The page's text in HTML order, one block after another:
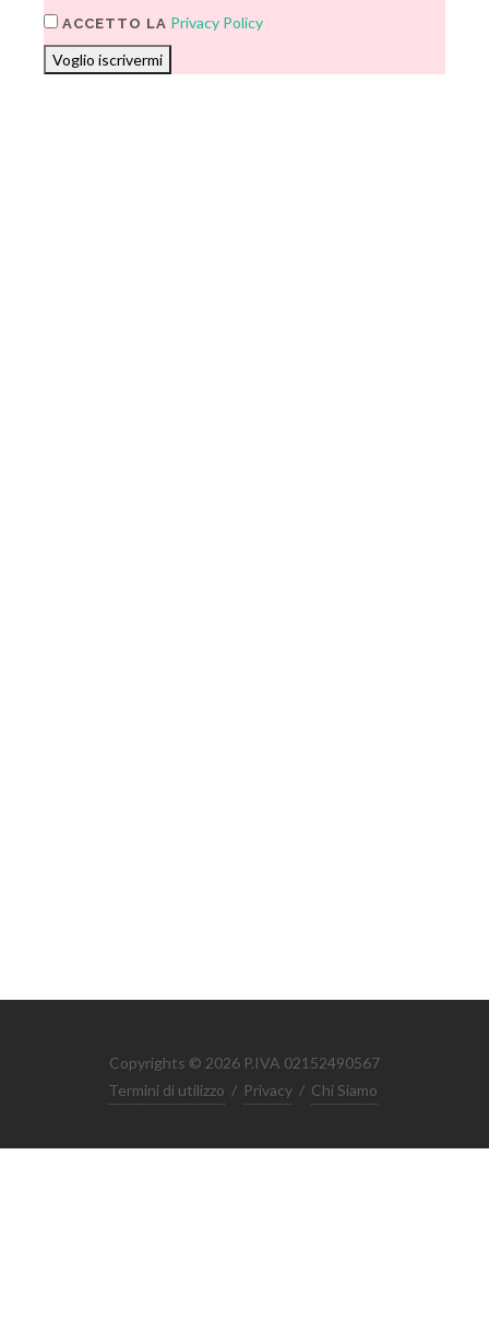
ACCETTO LA Privacy Policy
Voglio iscrivermi
Copyrights © 2026 P.IVA 02152490567
Termini di utilizzo / Privacy / Chi Siamo